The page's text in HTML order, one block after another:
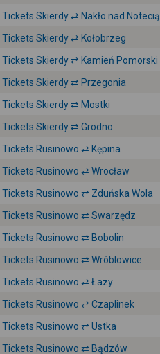
Tickets Skierdy ⇄ Nakło nad Notecią
Tickets Skierdy ⇄ Kołobrzeg
Tickets Skierdy ⇄ Kamień Pomorski
Tickets Skierdy ⇄ Przegonia
Tickets Skierdy ⇄ Mostki
Tickets Skierdy ⇄ Grodno
Tickets Rusinowo ⇄ Kępina
Tickets Rusinowo ⇄ Wrocław
Tickets Rusinowo ⇄ Zduńska Wola
Tickets Rusinowo ⇄ Swarzędz
Tickets Rusinowo ⇄ Bobolin
Tickets Rusinowo ⇄ Wróblowice
Tickets Rusinowo ⇄ Łazy
Tickets Rusinowo ⇄ Czaplinek
Tickets Rusinowo ⇄ Ustka
Tickets Rusinowo ⇄ Bądzów